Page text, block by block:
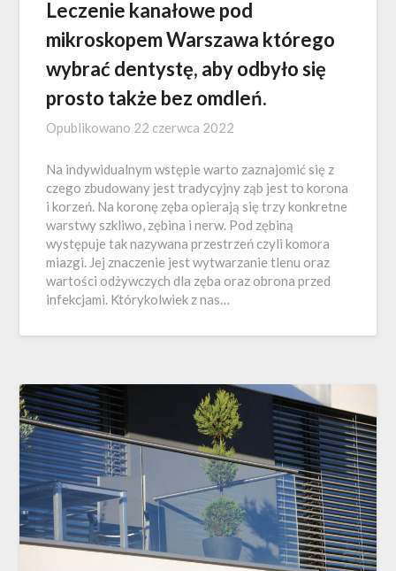
Leczenie kanałowe pod
mikroskopem Warszawa którego
wybrać dentystę, aby odbyło się
prosto także bez omdleń.
Opublikowano 22 czerwca 2022
Na indywidualnym wstępie warto zaznajomić się z
czego zbudowany jest tradycyjny ząb jest to korona
i korzeń. Na koronę zęba opierają się trzy konkretne
warstwy szkliwo, zębina i nerw. Pod zębiną
występuje tak nazywana przestrzeń czyli komora
miazgi. Jej znaczenie jest wytwarzanie tlenu oraz
wartości odżywczych dla zęba oraz obrona przed
infekcjami. Którykolwiek z nas…